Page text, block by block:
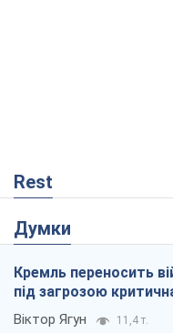
Rest
Думки
Кремль переносить
під загрозою
Віктор Ягун 11,4 т.